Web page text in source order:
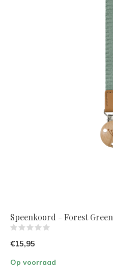
Speenkoord - Forest Green
€15,95
Op voorraad